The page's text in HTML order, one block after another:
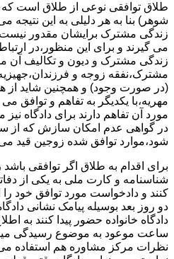
طلاق توافقی نوعی از طلاق است
شوهر) بنا به هر دلیلی به این نتیجه
زندگی مشترک برایشان مقدور
می گیرند و برای این منظور،در
زندگی مشترک و دیون و تکالیف آن
مشترک،نفقه زوجه و
(در صورت وجود) و همچنین شاید از
مهریه،با یکدیگر به تفاهم و توافق
مورد آن تفاهم دارند برای دادگاه
در گواهی عدم امکان سازش که از
شود،موارد توافق شده زوجین قید
برای اقدام به طلاق اگر توافقی
شناسنامه و کارت ملی به یکی از
کنند و دادخواست مورد توافق خود را
دو روز بعد بوسیله پیامک نشانی
دادگاه خانواده حضور پیدا کنند به
ساعت موعود به موضوع رسیدگی
نظرات مرکز مشاوره هم استفاده